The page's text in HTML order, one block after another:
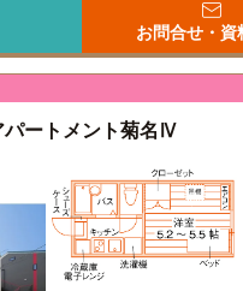
お問合せ・資
パートメント菊名Ⅳ